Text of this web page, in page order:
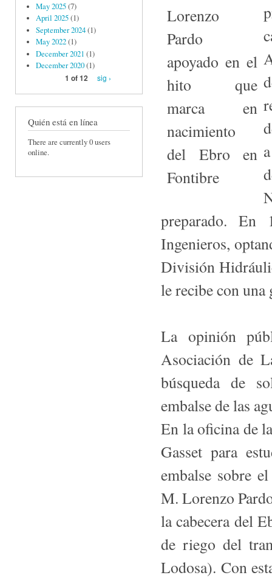
May 2025(7)
April 2025(1)
September 2024(1)
May 2022(1)
December 2021 (1)
December 2020(1)
1 of 12
sig ›
Quién está en línea
There are currently 0 users
online.
preparado.
Ingenieros,
División
le recibe con una
La opinión
Asociación de
búsqueda de
embalse de las
En la oficina de
Gasset para
embalse sobre
M. Lorenzo
la cabecera del
de riego del
Lodosa). Con